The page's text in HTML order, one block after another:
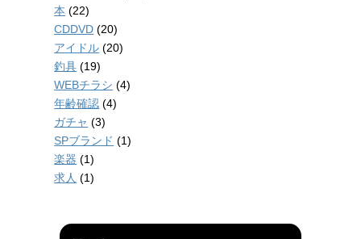
本 (22)
CDDVD (20)
アイドル (20)
釣具 (19)
WEBチラシ (4)
年齢確認 (4)
ガチャ (3)
SPブランド (1)
楽器 (1)
求人 (1)